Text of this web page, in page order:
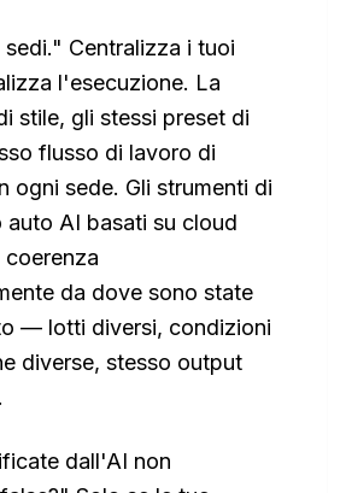
Centralizza i tuoi
l'esecuzione. La
stile, gli stessi preset di
flusso di lavoro di
ogni sede. Gli strumenti di
AI basati su cloud
da dove sono state
— lotti diversi, condizioni
diverse, stesso output
dall'AI non